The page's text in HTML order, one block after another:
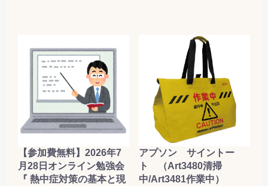
【参加費無料】2026年7
月28日オンライン勉強会
『 熱中症対策の基本と現
アプソン サイントー
ト （Art3480清掃
中/Art3481作業中）